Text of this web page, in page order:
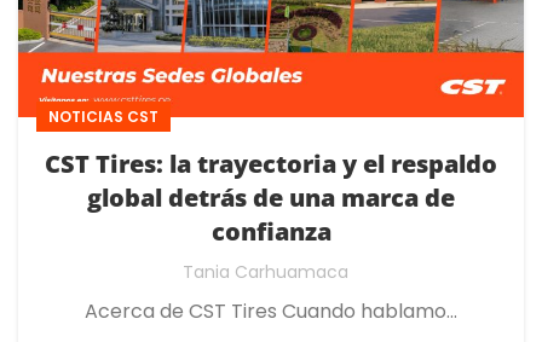
NOTICIAS CST
CST Tires: la trayectoria y el respaldo
global detrás de una marca de
confianza
Tania Carhuamaca
Acerca de CST Tires Cuando hablamo...